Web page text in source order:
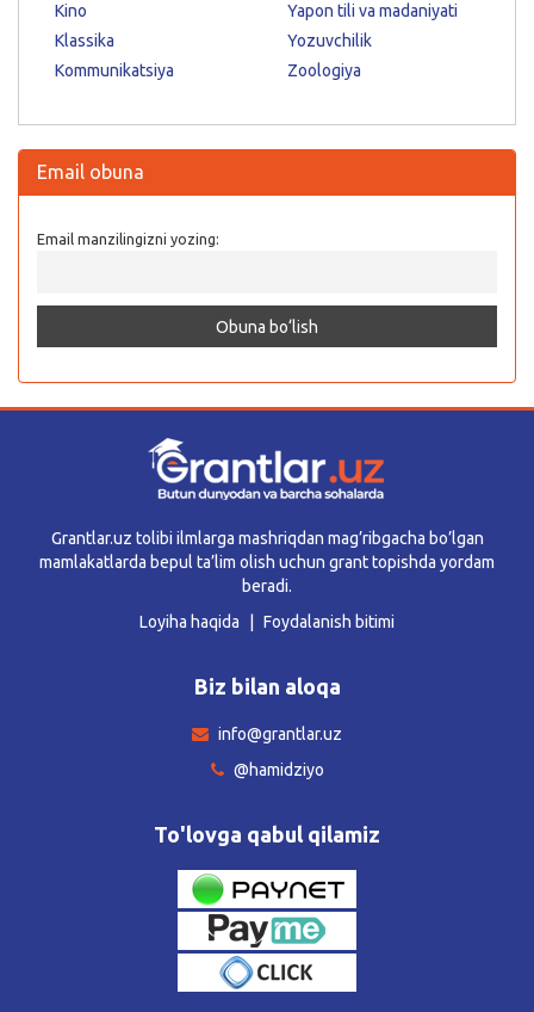
Kino
Klassika
Kommunikatsiya
Yapon tili va madaniyati
Yozuvchilik
Zoologiya
Email obuna
Email manzilingizni yozing:
Grantlar.uz tolibi ilmlarga mashriqdan mag’ribgacha bo’lgan
mamlakatlarda bepul ta’lim olish uchun grant topishda yordam
beradi.
Loyiha haqida
Foydalanish bitimi
Biz bilan aloqa
info@grantlar.uz
@hamidziyo
To'lovga qabul qilamiz